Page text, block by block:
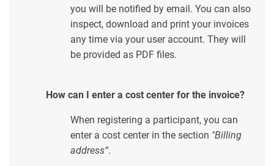
you will be notified by email. You can also
inspect, download and print your invoices
any time via your user account. They will
be provided as PDF files.
How can I enter a cost center for the invoice?
When registering a participant, you can
enter a cost center in the section "Billing
address“.